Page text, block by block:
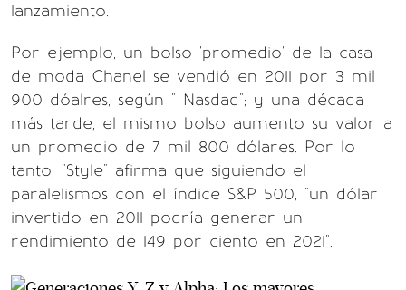
lanzamiento.
Por ejemplo, un bolso 'promedio' de la casa
de moda Chanel se vendió en 2011 por 3 mil
900 dóalres, según " Nasdaq"; y una década
más tarde, el mismo bolso aumento su valor a
un promedio de 7 mil 800 dólares. Por lo
tanto, "Style" afirma que siguiendo el
paralelismos con el índice S&P 500, "un dólar
invertido en 2011 podría generar un
rendimiento de 149 por ciento en 2021".